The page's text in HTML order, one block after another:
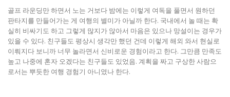
골프 라운딩만 하면서 노는 거보다 밤에는 이렇게 여독을 풀면서 원하던
판타지를 만들어가는 게 여행의 별미가 아닐까 한다. 국내에서 놀 때는 확
실히 비싸기도 하고 그렇게 많지가 않아서 마음은 있으나 망설이는 경우가
있을 수 있다. 친구들도 평상시 생각만 했던 건데 이렇게 해외 와서 현실로
이뤄지다 보니까 너무 놀라면서 신비로운 경험이라고 한다. 그만큼 만족도
높고 나중에 혼자 오겠다는 친구들도 있었음. 계획을 짜고 구상한 사람으
로서는 뿌듯한 여행 경험기 아니였나 한다.